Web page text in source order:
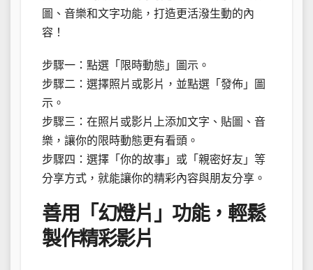
圖、音樂和文字功能，打造更活潑生動的內
容！
步驟一：點選「限時動態」圖示。
步驟二：選擇照片或影片，並點選「發佈」圖
示。
步驟三：在照片或影片上添加文字、貼圖、音
樂，讓你的限時動態更有看頭。
步驟四：選擇「你的故事」或「親密好友」等
分享方式，就能讓你的精彩內容與朋友分享。
善用「幻燈片」功能，輕鬆
製作精彩影片